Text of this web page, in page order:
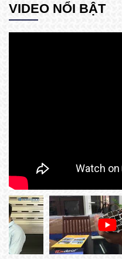
VIDEO NỔI BẬT